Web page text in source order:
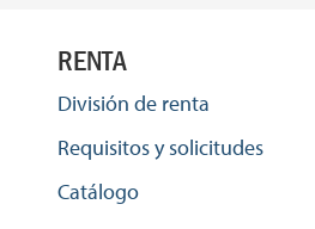
RENTA
División de renta
Requisitos y solicitudes
Catálogo